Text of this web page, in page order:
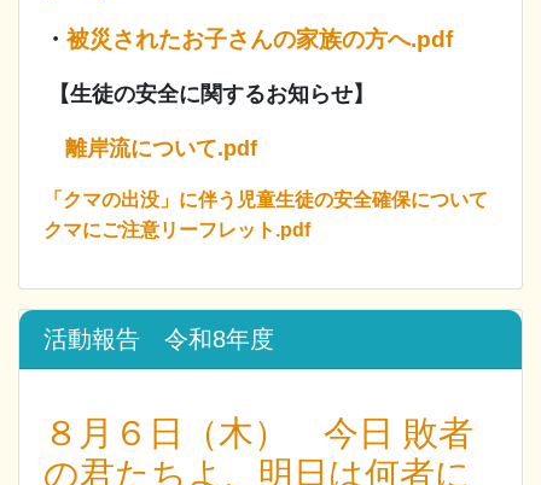
・被災されたお子さんの家族の方へ.pdf
【生徒の安全に関するお知らせ】
離岸流について.pdf
「クマの出没」に伴う児童生徒の安全確保について
クマにご注意リーフレット.pdf
活動報告 令和8年度
８月６日（木） 今日 敗者
の君たちよ、明日は何者に